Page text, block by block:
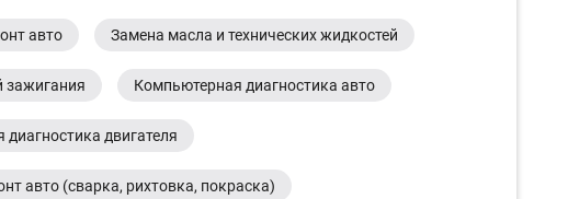
авто Замена масла и технических жидкостей
зажигания Компьютерная диагностика авто
двигателя
авто (сварка, рихтовка, покраска)